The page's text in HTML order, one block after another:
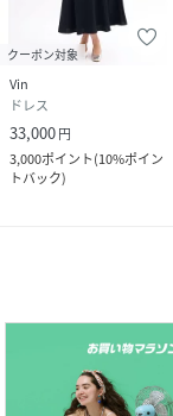
クーポン対象
Vin
ドレス
33,000円
3,000ポイント(10%ポイン
トバック)